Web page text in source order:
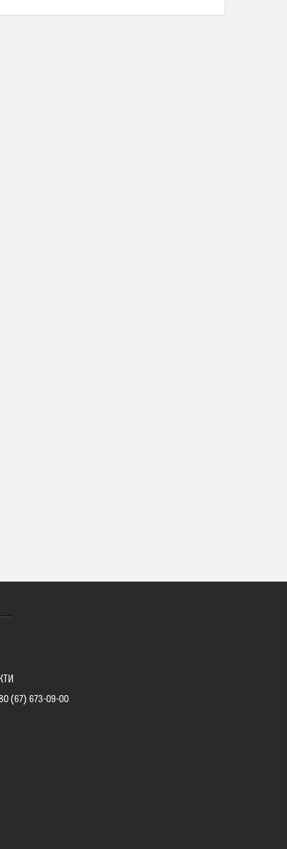
(67) 673-09-00